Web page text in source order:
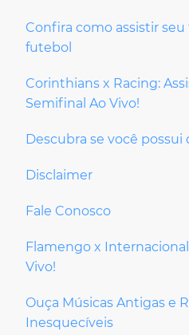
Confira como assistir
futebol
Corinthians x Racing:
Semifinal Ao Vivo!
Descubra se você
Disclaimer
Fale Conosco
Flamengo x
Vivo!
Ouça Músicas Antigas e
Inesquecíveis